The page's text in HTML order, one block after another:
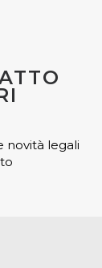
novità legali